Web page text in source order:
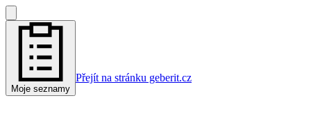
Moje seznamy
Přejít na stránku geberit.cz